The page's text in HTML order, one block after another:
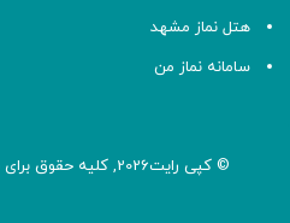
هتل نماز مشهد
سامانه نماز من
© کپی رایت2026, کلیه حقوق برای ستاد اقامه